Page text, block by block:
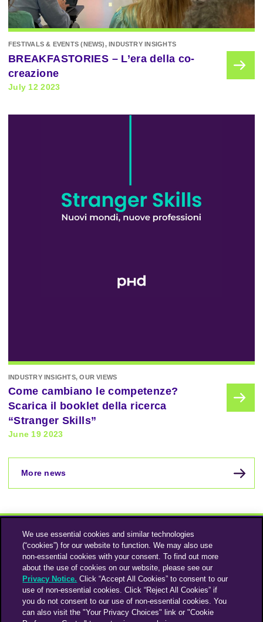
FESTIVALS & EVENTS (NEWS), INDUSTRY INSIGHTS
BREAKFASTORIES – L’era della co-
creazione
July 12 2023
INDUSTRY INSIGHTS, OUR VIEWS
Come cambiano le competenze?
Scarica il booklet della ricerca
“Stranger Skills”
June 19 2023
More news
InstagramLinkedin
We use essential cookies and similar technologies
(“cookies”) for our website to function. We may also use
non-essential cookies with your consent. To find out more
about the use of cookies on our website, please see our
Privacy Notice. Click “Accept All Cookies” to consent to our
use of non-essential cookies. Click “Reject All Cookies” if
you do not consent to our use of non-essential cookies. You
can also visit the "Your Privacy Choices" link or "Cookie